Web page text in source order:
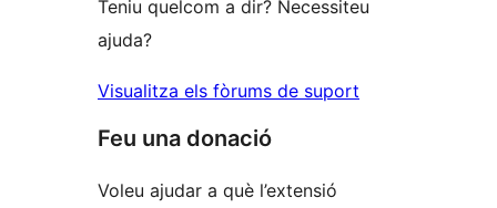
Teniu quelcom a dir? Necessiteu
ajuda?
Visualitza els fòrums de suport
Feu una donació
Voleu ajudar a què l’extensió